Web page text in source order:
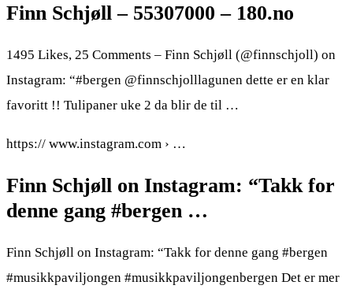
Finn Schjøll – 55307000 – 180.no
1495 Likes, 25 Comments – Finn Schjøll (@finnschjoll) on
Instagram: “#bergen @finnschjolllagunen dette er en klar
favoritt !! Tulipaner uke 2 da blir de til …
https:// www.instagram.com › …
Finn Schjøll on Instagram: “Takk for
denne gang #bergen …
Finn Schjøll on Instagram: “Takk for denne gang #bergen
#musikkpaviljongen #musikkpaviljongenbergen Det er mer